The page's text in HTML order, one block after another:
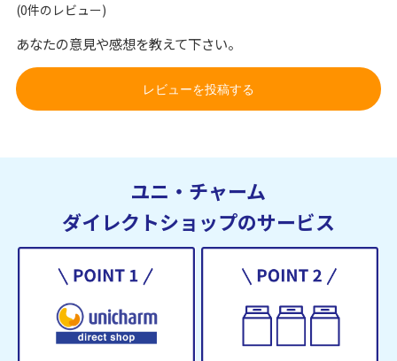
(0件のレビュー)
あなたの意見や感想を教えて下さい。
レビューを投稿する
ユニ・チャーム
ダイレクトショップのサービス